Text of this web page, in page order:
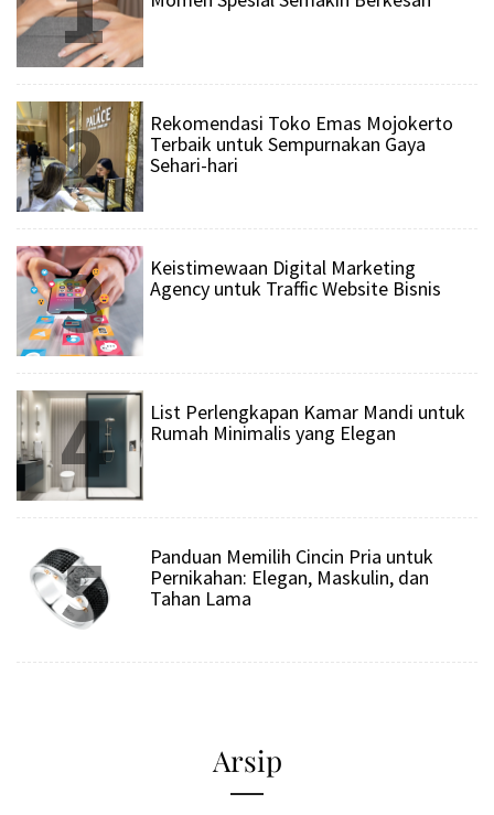
2
Rekomendasi Toko Emas Mojokerto
Terbaik untuk Sempurnakan Gaya
Sehari-hari
3
Keistimewaan Digital Marketing
Agency untuk Traffic Website Bisnis
4
List Perlengkapan Kamar Mandi untuk
Rumah Minimalis yang Elegan
5
Panduan Memilih Cincin Pria untuk
Pernikahan: Elegan, Maskulin, dan
Tahan Lama
Arsip